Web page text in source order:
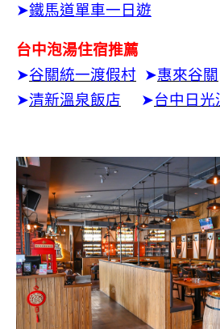
➤鐵馬道單車一日遊
台中泡湯住宿推薦
➤谷關統一渡假村 ➤惠來谷關
➤清新溫泉飯店 ➤台中日光